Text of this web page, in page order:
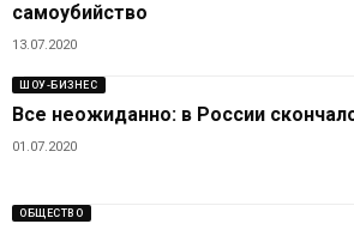
самоубийство
13.07.2020
ШОУ-БИЗНЕС
Все неожиданно: в России
01.07.2020
ОБЩЕСТВО